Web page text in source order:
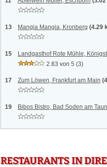
13 Mangia Mangia, Kronberg (4.29
15
Landgasthof Rote Mühle,
2.83 von 5 (3)
17 Zum Löwen, Frankfurt am Main
19 Bibos Bistro, Bad Soden am
RESTAURANTS IN